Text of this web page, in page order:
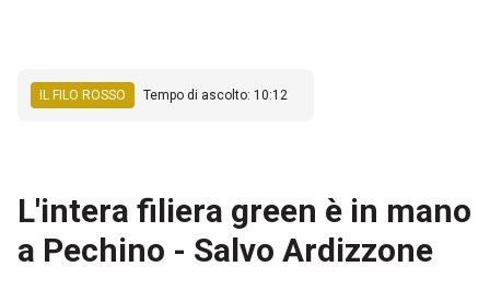
IL FILO ROSSO Tempo di ascolto: 10:12
L'intera filiera green è in mano
a Pechino - Salvo Ardizzone